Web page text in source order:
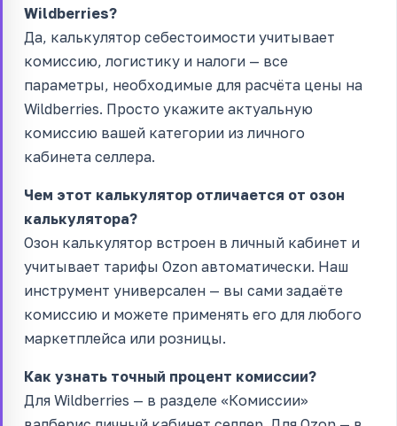
Wildberries?
Да, калькулятор себестоимости учитывает
комиссию, логистику и налоги — все
параметры, необходимые для расчёта цены на
Wildberries. Просто укажите актуальную
комиссию вашей категории из личного
кабинета селлера.
Чем этот калькулятор отличается от озон
калькулятора?
Озон калькулятор встроен в личный кабинет и
учитывает тарифы Ozon автоматически. Наш
инструмент универсален — вы сами задаёте
комиссию и можете применять его для любого
маркетплейса или розницы.
Как узнать точный процент комиссии?
Для Wildberries — в разделе «Комиссии»